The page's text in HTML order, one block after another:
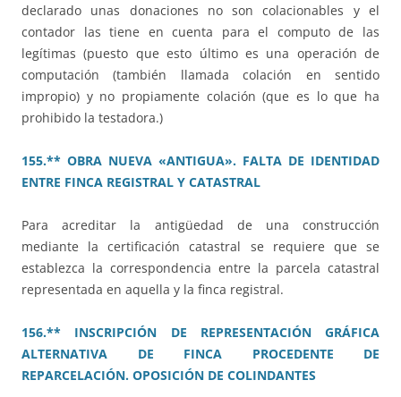
declarado unas donaciones no son colacionables y el
contador las tiene en cuenta para el computo de las
legítimas (puesto que esto último es una operación de
computación (también llamada colación en sentido
impropio) y no propiamente colación (que es lo que ha
prohibido la testadora.)
155.** OBRA NUEVA «ANTIGUA». FALTA DE IDENTIDAD
ENTRE FINCA REGISTRAL Y CATASTRAL
Para acreditar la antigüedad de una construcción
mediante la certificación catastral se requiere que se
establezca la correspondencia entre la parcela catastral
representada en aquella y la finca registral.
156.** INSCRIPCIÓN DE REPRESENTACIÓN GRÁFICA
ALTERNATIVA DE FINCA PROCEDENTE DE
REPARCELACIÓN. OPOSICIÓN DE COLINDANTES